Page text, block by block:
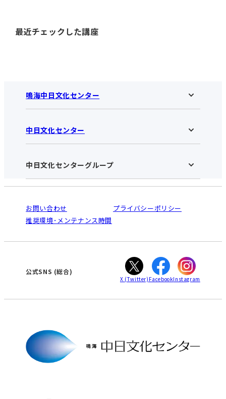
最近チェックした講座
鳴海中日文化センター
鳴海中日文化センターHOME
お知らせ
アクセス･営業時間
お申し込みの流れ
入会と受講のご案内
中日文化センター
中日文化センターHOME
中日文化センターとは
受講規約・会員特典
ご利用ガイド
オンライン講座受講の手順
WEBサイトのよくある質問
中日文化センターグループ
南大高
犬山
高蔵寺
大垣
津
お問い合わせ
プライバシーポリシー
推奨環境･メンテナンス時間
公式SNS (総合)
X (Twitter) FacebookInstagram